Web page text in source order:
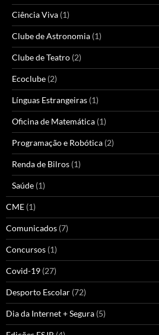
Ciência Viva (1)
Clube de Astronomia (1)
Clube de Teatro (2)
Ecoclube (2)
Línguas Estrangeiras (1)
Oficina de Matemática (1)
Programação e Robótica (2)
Renda de Bilros (1)
Saúde (1)
CME (1)
Comunicados (7)
Concursos (1)
Covid-19 (27)
Desporto Escolar (72)
Dia da Internet + Segura (5)